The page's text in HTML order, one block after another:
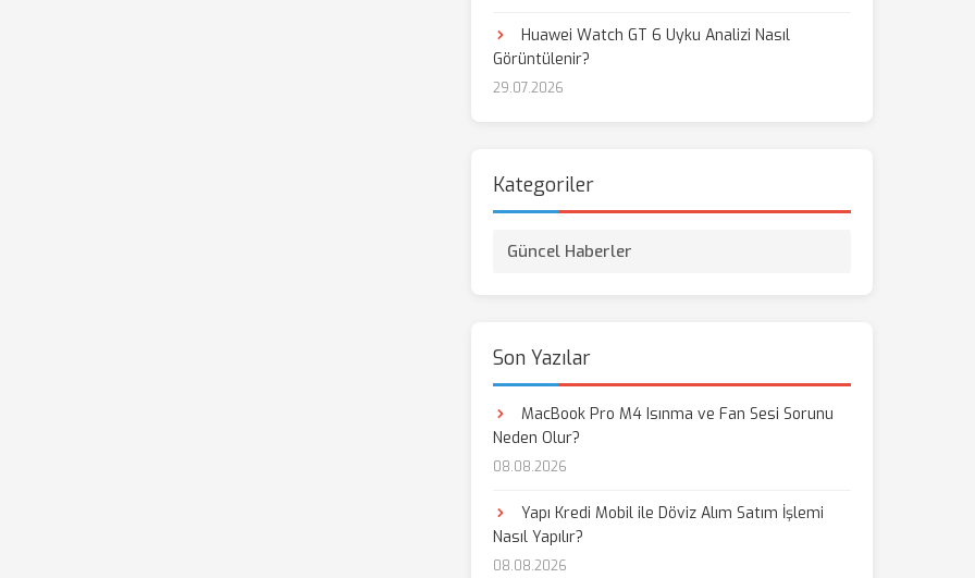
Huawei Watch GT 6 Uyku Analizi Nasıl
Görüntülenir?
29.07.2026
Kategoriler
Güncel Haberler
Son Yazılar
MacBook Pro M4 Isınma ve Fan Sesi Sorunu
Neden Olur?
08.08.2026
Yapı Kredi Mobil ile Döviz Alım Satım İşlemi
Nasıl Yapılır?
08.08.2026